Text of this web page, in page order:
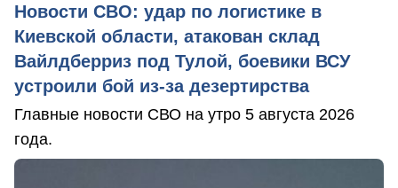
Новости СВО: удар по логистике в
Киевской области, атакован склад
Вайлдберриз под Тулой, боевики ВСУ
устроили бой из-за дезертирства
Главные новости СВО на утро 5 августа 2026
года.